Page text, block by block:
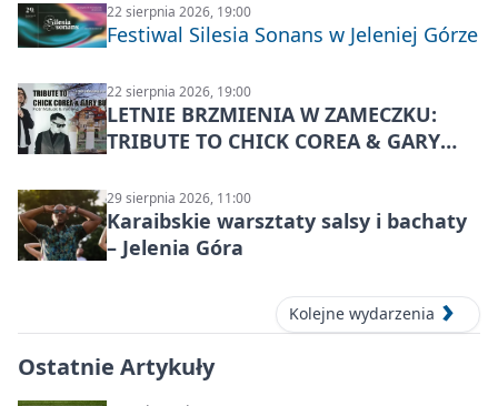
22 sierpnia 2026, 19:00
Festiwal Silesia Sonans w Jeleniej Górze
22 sierpnia 2026, 19:00
LETNIE BRZMIENIA W ZAMECZKU:
TRIBUTE TO CHICK COREA & GARY
29 sierpnia 2026, 11:00
Karaibskie warsztaty salsy i bachaty
– Jelenia Góra
Kolejne wydarzenia
Ostatnie Artykuły